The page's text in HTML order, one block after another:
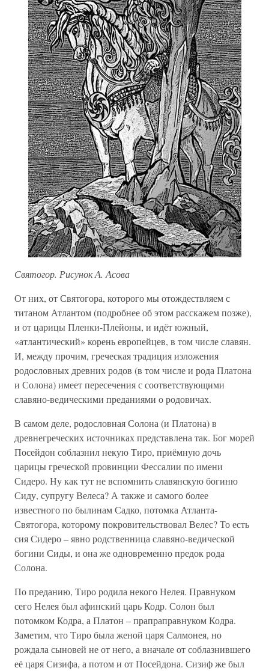
Святогор. Рисунок А. Асова
От них, от Святогора, которого мы отождествляем с
титаном Атлантом (подробнее об этом расскажем позже),
и от царицы Пленки-Плейоны, и идёт южный,
«атлантический» корень европейцев, в том числе славян.
И, между прочим, греческая традиция изложения
родословных древних родов (в том числе и рода Платона
и Солона) имеет пересечения с соответствующими
славяно-ведическими преданиями о родовичах.
В самом деле, родословная Солона (и Платона) в
древнегреческих источниках представлена так. Бог морей
Посейдон соблазнил некую Тиро, приёмную дочь
царицы греческой провинции Фессалии по имени
Сидеро. Ну как тут не вспомнить славянскую богиню
Сиду, супругу Велеса? А также и самого более
известного по былинам Садко, потомка Атланта-
Святогора, которому покровительствовал Велес? То есть
сия Сидеро – явно родственница славяно-ведической
богини Сиды, и она же одновременно предок рода
Солона.
По преданию, Тиро родила некого Нелея. Правнуком
сего Нелея был афинский царь Кодр. Солон был
потомком Кодра, а Платон – прапраправнуком Кодра.
Заметим, что Тиро была женой царя Салмонея, но
рождала сыновей не от него, а вначале от соблазнившего
её царя Сизифа, а потом и от Посейдона. Сизиф же был